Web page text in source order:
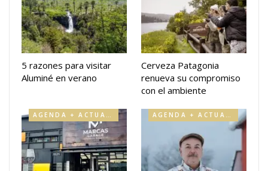
5 razones para visitar
Aluminé en verano
Cerveza Patagonia
renueva su compromiso
con el ambiente